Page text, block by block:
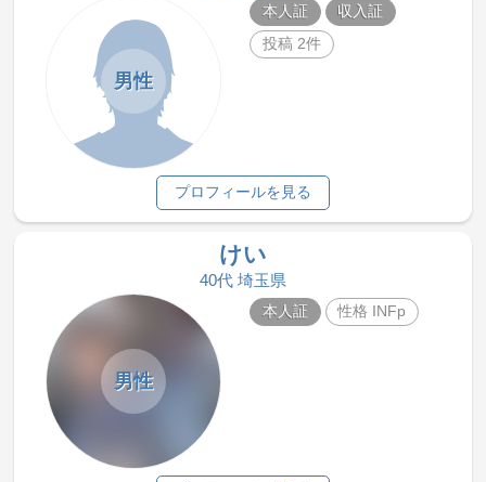
男性
本人証
収入証
投稿 2件
プロフィールを見る
けい
40代 埼玉県
男性
本人証 性格 INFp